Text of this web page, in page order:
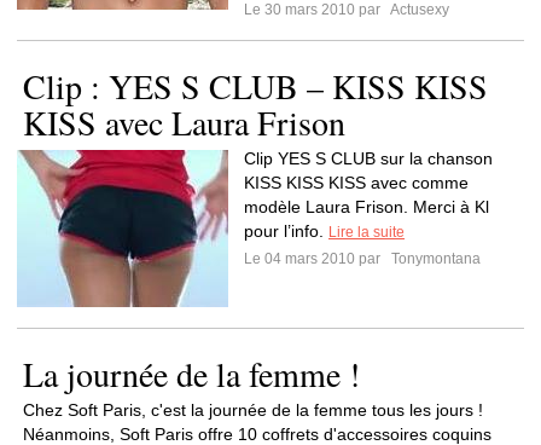
Le 30 mars 2010 par Actusexy
Clip : YES S CLUB – KISS KISS
KISS avec Laura Frison
Clip YES S CLUB sur la chanson
KISS KISS KISS avec comme
modèle Laura Frison. Merci à Kl
pour l’info.
Lire la suite
Le 04 mars 2010 par
Tonymontana
La journée de la femme !
Chez Soft Paris, c'est la journée de la femme tous les jours !
Néanmoins, Soft Paris offre 10 coffrets d'accessoires coquins